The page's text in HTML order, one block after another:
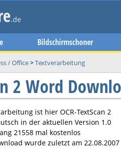
.de
Bildschirmschoner
/ Office>Textverarbeitung
2 Word
ist hier OCR-TextScan 2
in der aktuellen Version 1.0
21558 mal kostenlos
wurde zuletzt am 22.08.2007